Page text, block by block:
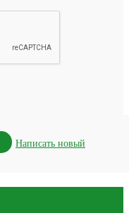
Написать новый